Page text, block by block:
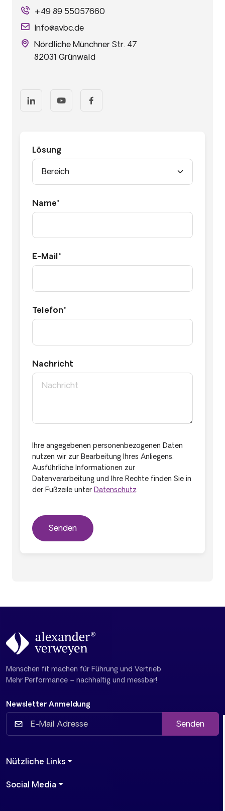
+49 89 55057660
Info@avbc.de
Nördliche Münchner Str. 47
82031 Grünwald
Lösung
Name*
E-Mail*
Telefon*
Nachricht
Ihre angegebenen personenbezogenen Daten
nutzen wir zur Bearbeitung Ihres Anliegens.
Ausführliche Informationen zur
Datenverarbeitung und Ihre Rechte finden Sie in
der Fußzeile unter Datenschutz
Menschen fit machen für Führung und Vertrieb
Mehr Performance – nachhaltig und messbar!
Newsletter Anmeldung
Senden
Nützliche Links
Social Media